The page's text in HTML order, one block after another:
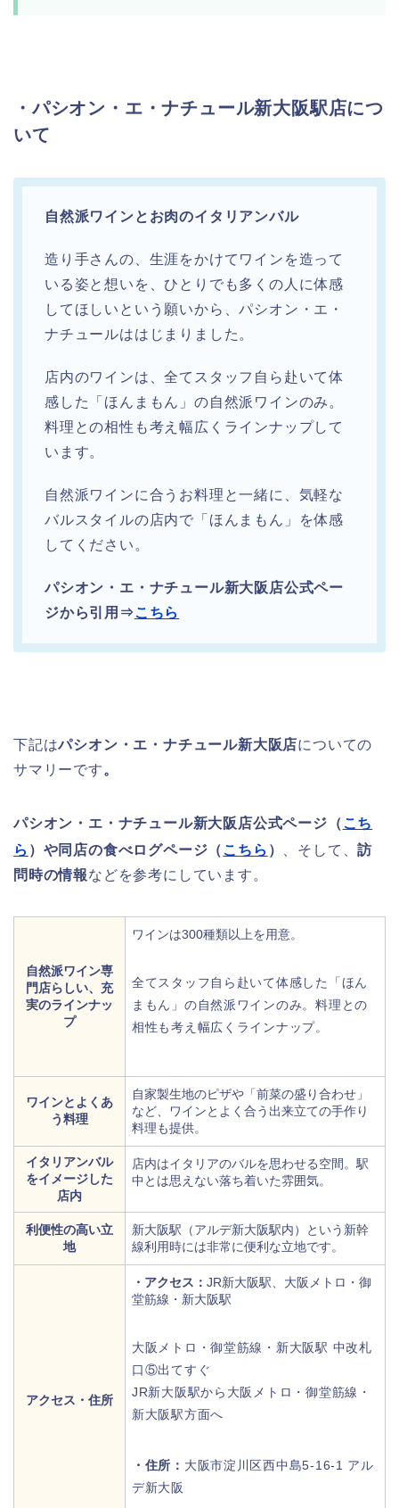
・パシオン・エ・ナチュール新大阪駅店につ
いて
自然派ワインとお肉のイタリアンバル
造り手さんの、生涯をかけてワインを造って
いる姿と想いを、ひとりでも多くの人に体感
してほしいという願いから、パシオン・エ・
ナチュールははじまりました。
店内のワインは、全てスタッフ自ら赴いて体
感した「ほんまもん」の自然派ワインのみ。
料理との相性も考え幅広くラインナップして
います。
自然派ワインに合うお料理と一緒に、気軽な
バルスタイルの店内で「ほんまもん」を体感
してください。
パシオン・エ・ナチュール新大阪店公式ペー
ジから引用⇒こちら
下記はパシオン・エ・ナチュール新大阪店についての
サマリーです。
パシオン・エ・ナチュール新大阪店公式ページ（ こち
ら ）や同店の食べログページ（ こちら ） 、そして、訪
問時の情報などを参考にしています。
自然派ワイン専
門店らしい、充
実のラインナッ
プ
ワインは300種類以上を用意。
全てスタッフ自ら赴いて体感した「ほん
まもん」の自然派ワインのみ。料理との
相性も考え幅広くラインナップ。
ワインとよくあ
う料理
自家製生地のピザや「前菜の盛り合わせ」
など、ワインとよく合う出来立ての手作り
料理も提供。
イタリアンバル
をイメージした
店内
店内はイタリアのバルを思わせる空間。駅
中とは思えない落ち着いた雰囲気。
利便性の高い立
地
新大阪駅（アルデ新大阪駅内）という新幹
線利用時には非常に便利な立地です。
アクセス・住所
・アクセス： JR新大阪駅、大阪メトロ・御
堂筋線・新大阪駅
大阪メトロ・御堂筋線・新大阪駅 中改札
口⑤出てすぐ
JR新大阪駅から大阪メトロ・御堂筋線・
新大阪駅方面へ
・住所： 大阪市淀川区西中島5-16-1 アル
デ新大阪